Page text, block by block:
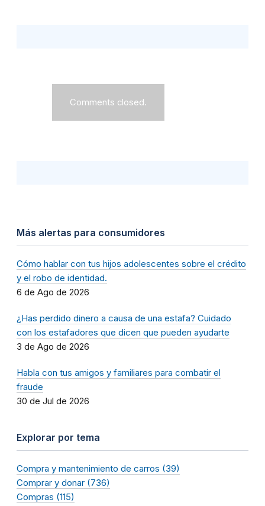
Comments closed.
Más alertas para consumidores
Cómo hablar con tus hijos adolescentes sobre el crédito
y el robo de identidad.
6 de Ago de 2026
¿Has perdido dinero a causa de una estafa? Cuidado
con los estafadores que dicen que pueden ayudarte
3 de Ago de 2026
Habla con tus amigos y familiares para combatir el
fraude
30 de Jul de 2026
Explorar por tema
Compra y mantenimiento de carros (39)
Comprar y donar (736)
Compras (115)